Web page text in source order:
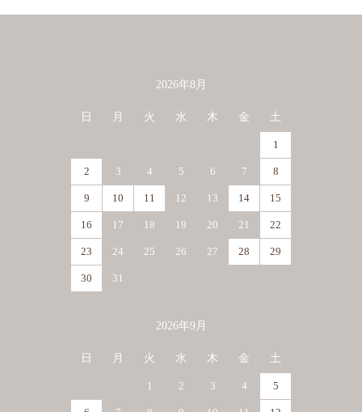
2026年8月
日 月 火 水 木 金 土
1
2 3 4 5 6 7 8
9 10 11 12 13 14 15
16 17 18 19 20 21 22
23 24 25 26 27 28 29
30 31
2026年9月
日 月 火 水 木 金 土
1 2 3 4 5